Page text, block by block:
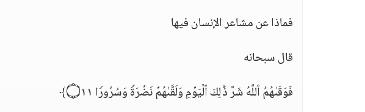
فماذا عن مشاعر الإنسان فيها
قال سبحانه
فَوَقَىٰهُمُ ٱللَّهُ شَرَّ ذَ ٰ⁠لِكَ ٱلۡیَوۡمِ وَلَقَّىٰهُمۡ نَضۡرَةࣰ وَسُرُورࣰا ۝١١﴾